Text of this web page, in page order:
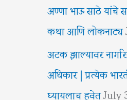
अण्णा भाऊ साठे यांचे
कथा आणि लोकनाट्य
अटक झाल्यावर
अधिकार | प्रत्येक